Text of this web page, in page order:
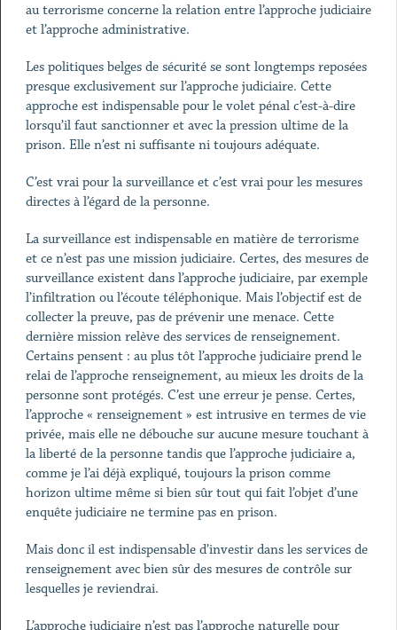
au terrorisme concerne la relation entre l’approche judiciaire
et l’approche administrative.
Les politiques belges de sécurité se sont longtemps reposées
presque exclusivement sur l’approche judiciaire. Cette
approche est indispensable pour le volet pénal c’est-à-dire
lorsqu’il faut sanctionner et avec la pression ultime de la
prison. Elle n’est ni suffisante ni toujours adéquate.
C’est vrai pour la surveillance et c’est vrai pour les mesures
directes à l’égard de la personne.
La surveillance est indispensable en matière de terrorisme
et ce n’est pas une mission judiciaire. Certes, des mesures de
surveillance existent dans l’approche judiciaire, par exemple
l’infiltration ou l’écoute téléphonique. Mais l’objectif est de
collecter la preuve, pas de prévenir une menace. Cette
dernière mission relève des services de renseignement.
Certains pensent : au plus tôt l’approche judiciaire prend le
relai de l’approche renseignement, au mieux les droits de la
personne sont protégés. C’est une erreur je pense. Certes,
l’approche « renseignement » est intrusive en termes de vie
privée, mais elle ne débouche sur aucune mesure touchant à
la liberté de la personne tandis que l’approche judiciaire a,
comme je l’ai déjà expliqué, toujours la prison comme
horizon ultime même si bien sûr tout qui fait l’objet d’une
enquête judiciaire ne termine pas en prison.
Mais donc il est indispensable d’investir dans les services de
renseignement avec bien sûr des mesures de contrôle sur
lesquelles je reviendrai.
L’approche judiciaire n’est pas l’approche naturelle pour